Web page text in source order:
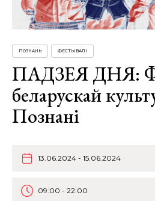
ПОЗНАНЬ ФЕСТЫВАЛІ
ПАДЗЕЯ ДНЯ:
беларускай
Познані
13.06.2024 - 15.06.2024
09:00 - 22:00